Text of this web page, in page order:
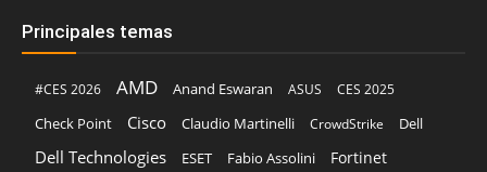
Principales temas
#CES 2026 AMD Anand Eswaran ASUS
CES 2025
Check Point
Cisco Claudio Martinelli CrowdStrike Dell
Dell Technologies ESET Fabio Assolini Fortinet